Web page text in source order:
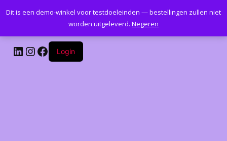
Kantoormeubelenplus.com
LinkedIn
Instagram
Facebook
Login
Dit is een demo-winkel voor testdoeleinden — bestellingen zullen niet
worden uitgeleverd. Negeren